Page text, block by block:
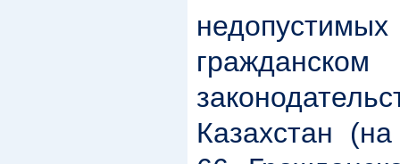
Казахстан